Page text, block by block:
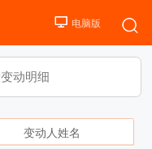
变动人姓名